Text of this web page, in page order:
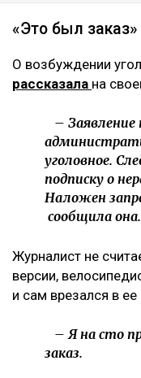
«Это был заказ»
О возбуждении
рассказала на
– Заявление
уголовное.
подписку о
Наложен
сообщила она.
Журналист не
версии,
и сам врезался в
– Я на сто
заказ.